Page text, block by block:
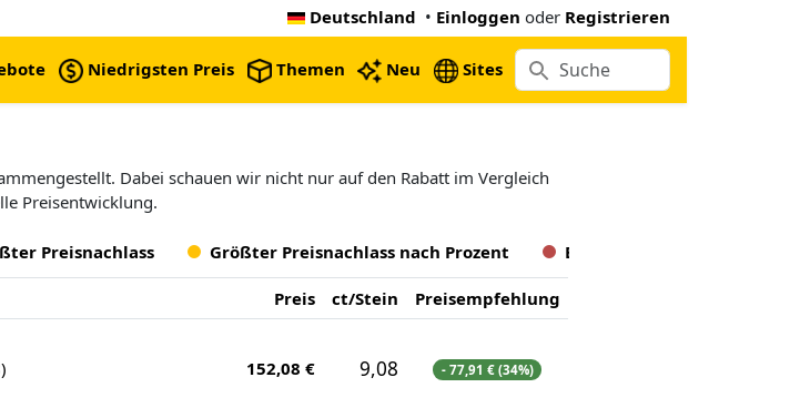
Deutschland • Einloggen oder Registrieren
Niedrigsten Preis Themen Neu Sites
Dabei schauen wir nicht nur auf den Rabatt im Vergleich
Preisentwicklung.
Preisnachlass Größter Preisnachlass nach Prozent Budget basiert
Preis ct/Stein Preisempfehlung
152,08 € 9,08 - 77,91 € (34%)